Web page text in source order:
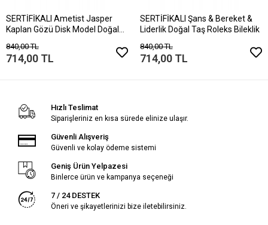
SERTİFİKALI Ametist Jasper
Kaplan Gözü Disk Model Doğal
840,00 TL
714,00 TL
SERTİFİKALI Şans & Bereket &
Liderlik Doğal Taş Roleks Bileklik
840,00 TL
714,00 TL
Hızlı Teslimat
Siparişleriniz en kısa sürede elinize ulaşır.
Güvenli Alışveriş
Güvenli ve kolay ödeme sistemi
Geniş Ürün Yelpazesi
Binlerce ürün ve kampanya seçeneği
7 / 24 DESTEK
Öneri ve şikayetlerinizi bize iletebilirsiniz.